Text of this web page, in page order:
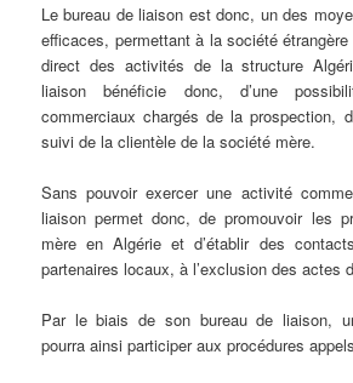
Le bureau de liaison est donc, un des
efficaces, permettant à la société étrangère
direct des activités de la structure
liaison bénéficie donc, d’une
commerciaux chargés de la prospection,
suivi de la clientèle de la société mère.
Sans pouvoir exercer une activité
liaison permet donc, de promouvoir les
mère en Algérie et d’établir des
partenaires locaux, à l’exclusion des actes
Par le biais de son bureau de liaison,
pourra ainsi participer aux procédures